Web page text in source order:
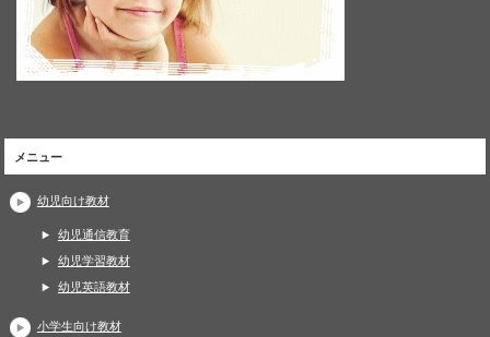
メニュー
幼児向け教材
幼児通信教育
幼児学習教材
幼児英語教材
小学生向け教材